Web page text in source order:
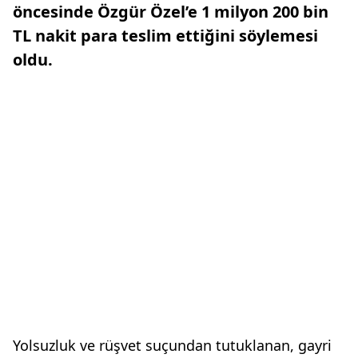
öncesinde Özgür Özel’e 1 milyon 200 bin
TL nakit para teslim ettiğini söylemesi
oldu.
Yolsuzluk ve rüşvet suçundan tutuklanan, gayri